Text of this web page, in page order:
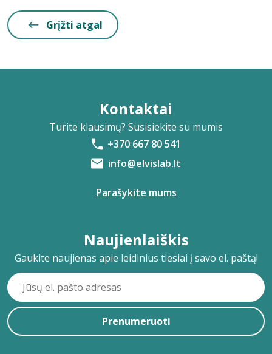
Grįžti atgal
Kontaktai
Turite klausimų? Susisiekite su mumis
+370 667 80 541
info@elvislab.lt
Parašykite mums
Naujienlaiškis
Gaukite naujienas apie leidinius tiesiai į savo el. paštą!
Prenumeruoti